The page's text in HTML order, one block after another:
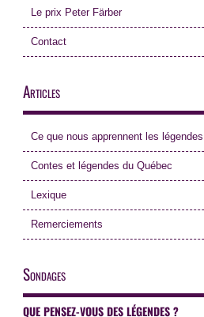
Le prix Peter Färber
Contact
Articles
Ce que nous apprennent les légendes
Contes et légendes du Québec
Lexique
Remerciements
Sondages
QUE PENSEZ-VOUS DES LÉGENDES ?